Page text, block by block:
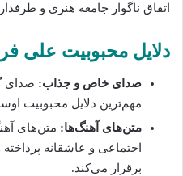
اتفاق ناگوار جامعه هنری و
دلایل محبوبیت علی
صدای خاص و جذاب: صدای
مهم‌ترین دلایل محبوبیت
متن‌های آهنگ‌ها: متن‌های
اجتماعی و عاشقانه
برقرار می‌کند.